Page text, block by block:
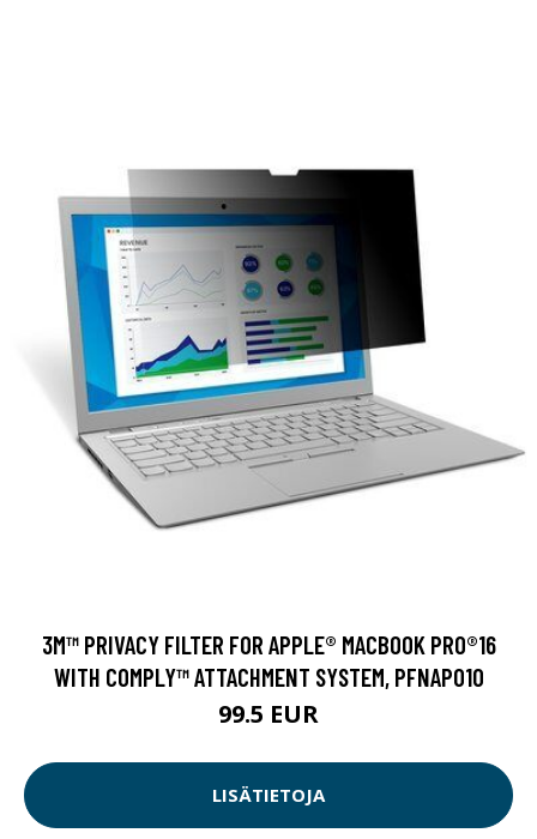
3M™ PRIVACY FILTER FOR APPLE® MACBOOK PRO®16
WITH COMPLY™ ATTACHMENT SYSTEM, PFNAP010
99.5 EUR
LISÄTIETOJA